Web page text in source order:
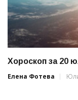
Хороскоп за 20
Елена Фотева